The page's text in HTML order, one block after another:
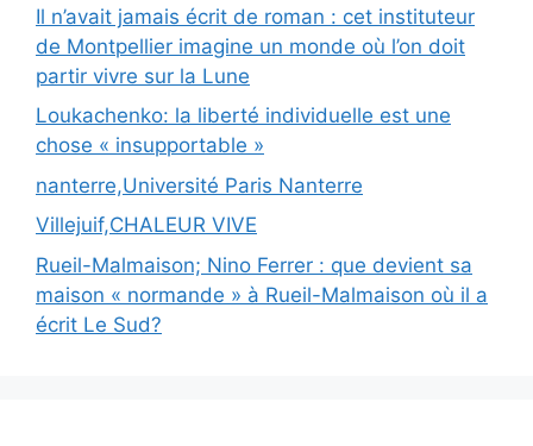
Il n’avait jamais écrit de roman : cet instituteur
de Montpellier imagine un monde où l’on doit
partir vivre sur la Lune
Loukachenko: la liberté individuelle est une
chose « insupportable »
nanterre,Université Paris Nanterre
Villejuif,CHALEUR VIVE
Rueil-Malmaison; Nino Ferrer : que devient sa
maison « normande » à Rueil-Malmaison où il a
écrit Le Sud?